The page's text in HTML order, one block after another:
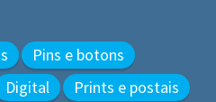
Pins e botons
Digital Prints e postais